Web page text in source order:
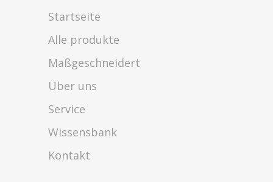
Startseite
Alle produkte
Maßgeschneidert
Über uns
Service
Wissensbank
Kontakt